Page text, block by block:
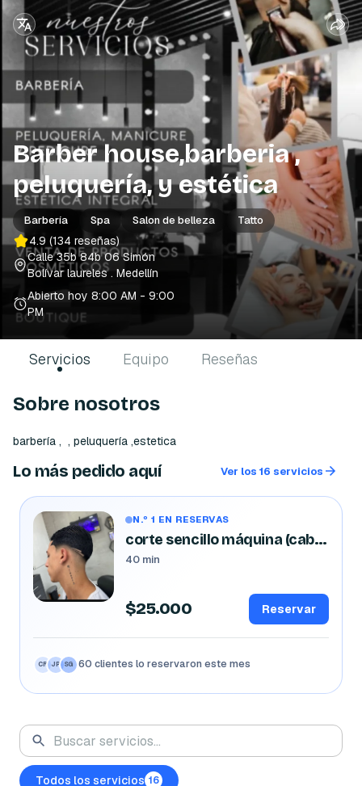
Barber house,barberia ,
peluquería, y estética
Barbería Spa Salon de belleza Tatto
4.9 (134 reseñas)
Calle 35b 84b 06 Simón
Bolívar laureles. Medellín
Abierto hoy 8:00 AM - 9:00
PM
Servicios Equipo Reseñas
Sobre nosotros
Lo más pedido aquí Ver los 16 servicios
N.º 1 EN RESERVAS
corte sencillo máquina (caballeros)
40 min
$25.000 Reservar
CR JP SG 60 clientes lo reservaron este mes
Todos los servicios 16